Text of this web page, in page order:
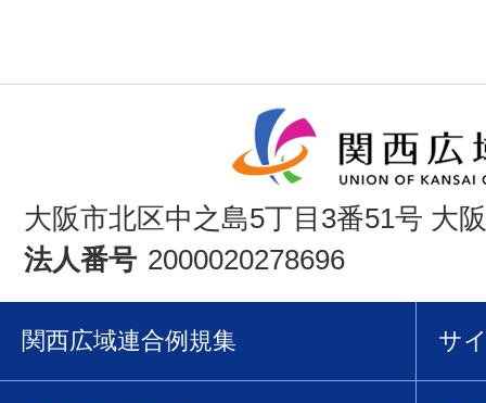
大阪市北区中之島5丁目3番51号 大
法人番号 2000020278696
関西広域連合例規集 サ